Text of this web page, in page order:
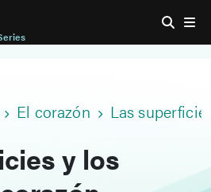
El corazón Las
y los